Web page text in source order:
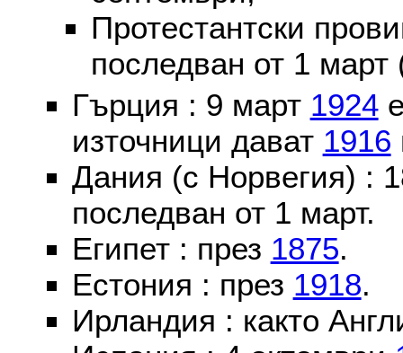
Протестантски
последван от 1 март
Гърция : 9 март 1924е
източници дават 1916
Дания (с Норвегия) :
последван от 1 март.
Египет : през 1875.
Естония : през 1918.
Ирландия : както